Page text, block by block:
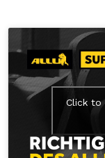
Click to